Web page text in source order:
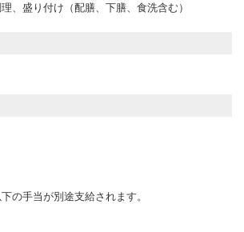
、盛り付け（配膳、下膳、食洗含む）
の手当が別途支給されます。